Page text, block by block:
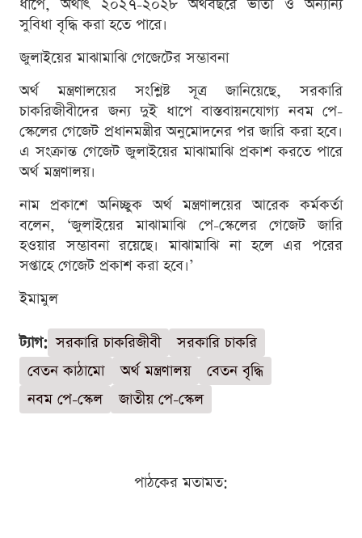
ধাপে, অর্থাৎ ২০২৭-২০২৮ অর্থবছরে ভাতা ও অন্যান্য
সুবিধা বৃদ্ধি করা হতে পারে।
জুলাইয়ের মাঝামাঝি গেজেটের সম্ভাবনা
অর্থ মন্ত্রণালয়ের সংশ্লিষ্ট সূত্র জানিয়েছে, সরকারি
চাকরিজীবীদের জন্য দুই ধাপে বাস্তবায়নযোগ্য নবম পে-
স্কেলের গেজেট প্রধানমন্ত্রীর অনুমোদনের পর জারি করা হবে।
এ সংক্রান্ত গেজেট জুলাইয়ের মাঝামাঝি প্রকাশ করতে পারে
অর্থ মন্ত্রণালয়।
নাম প্রকাশে অনিচ্ছুক অর্থ মন্ত্রণালয়ের আরেক কর্মকর্তা
বলেন, ‘জুলাইয়ের মাঝামাঝি পে-স্কেলের গেজেট জারি
হওয়ার সম্ভাবনা রয়েছে। মাঝামাঝি না হলে এর পরের
সপ্তাহে গেজেট প্রকাশ করা হবে।’
ইমামুল
ট্যাগ: সরকারি চাকরিজীবী
সরকারি চাকরি
বেতন কাঠামো
অর্থ মন্ত্রণালয়
বেতন বৃদ্ধি
নবম পে-স্কেল
জাতীয় পে-স্কেল
পাঠকের মতামত: